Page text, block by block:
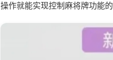
操作就能实现控制麻将牌功能的